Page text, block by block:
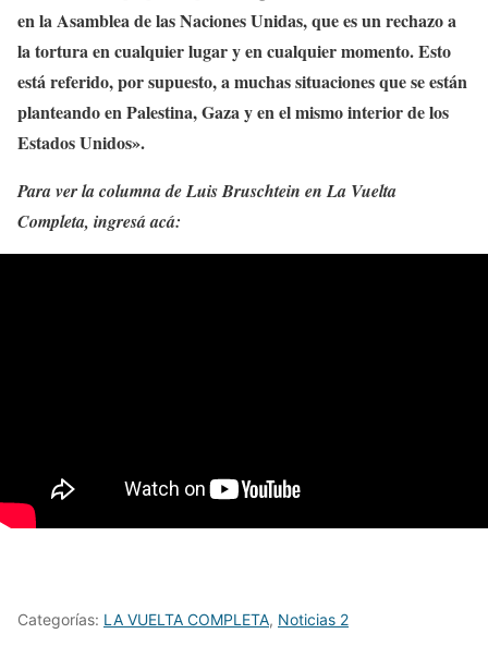
en la Asamblea de las Naciones Unidas, que es un rechazo a
la tortura en cualquier lugar y en cualquier momento. Esto
está referido, por supuesto, a muchas situaciones que se están
planteando en Palestina, Gaza y en el mismo interior de los
Estados Unidos».
Para ver la columna de Luis Bruschtein en La Vuelta
Completa, ingresá acá:
Categorías: LA VUELTA COMPLETA, Noticias 2